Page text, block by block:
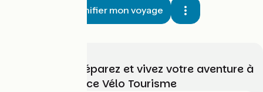
Planifier mon voyage
Choisissez, préparez et vivez votre aventure à
vélo avec France Vélo Tourisme